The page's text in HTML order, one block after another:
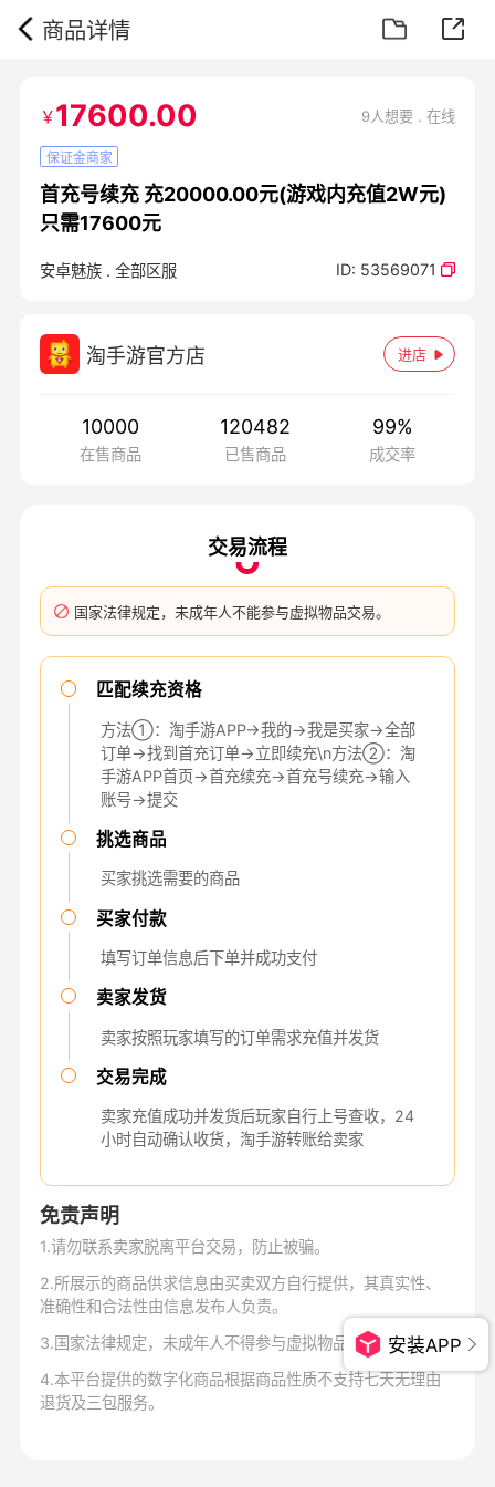
商品详情
￥17600.00 9人想要 . 在线
保证金商家
首充号续充 充20000.00元(游戏内充值2W元)
只需17600元
安卓魅族. 全部区服 ID: 53569071
淘手游官方店 进店
10000
在售商品
120482
已售商品
99%
成交率
交易流程
国家法律规定，未成年人不能参与虚拟物品交易。
匹配续充资格
方法①：淘手游APP→我的→我是买家→全部
订单→找到首充订单→立即续充\n方法②：淘
手游APP首页→首充续充→首充号续充→输入
账号→提交
挑选商品
买家挑选需要的商品
买家付款
填写订单信息后下单并成功支付
卖家发货
卖家按照玩家填写的订单需求充值并发货
交易完成
卖家充值成功并发货后玩家自行上号查收，24
小时自动确认收货，淘手游转账给卖家
免责声明
1.请勿联系卖家脱离平台交易，防止被骗。
2.所展示的商品供求信息由买卖双方自行提供，其真实性、
准确性和合法性由信息发布人负责。
3.国家法律规定，未成年人不得参与虚拟物品交易。
4.本平台提供的数字化商品根据商品性质不支持七天无理由
退货及三包服务。
安装APP